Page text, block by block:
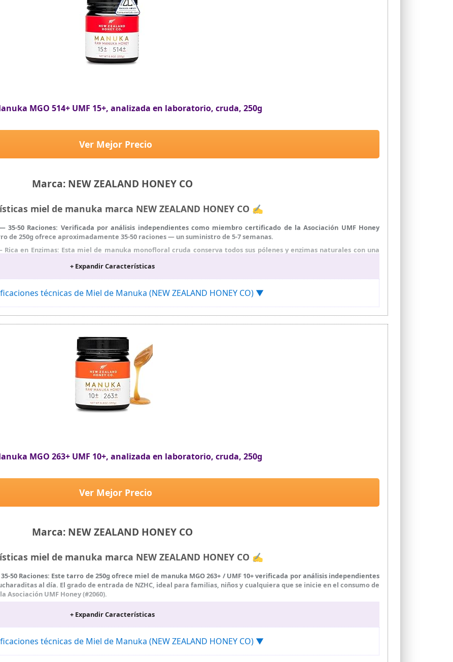
MGO 514+ UMF 15+, analizada en laboratorio, cruda, 250g
Marca: NEW ZEALAND HONEY CO
Ver Mejor Precio
miel de manuka marca NEW ZEALAND HONEY CO ✍
35-50 Raciones: Verificada por análisis independientes como miembro certificado de la Asociación UMF Honey
de 250g ofrece aproximadamente 35-50 raciones — un suministro de 5-7 semanas.
en Enzimas: Esta miel de manuka monofloral cruda conserva todos sus pólenes y enzimas naturales con una
a infusiones matutinas con limón, manzanilla o jengibre, vierte sobre yogur, avena o batidos, o aplícala sobre
10-15 minutos. Especialmente útil en temporada de frío. No apta para bebés menores de 12 meses.
de Adulteración: Recolectada, cosechada, envasada y analizada exclusivamente en Nueva Zelanda, donde la
OGM: Certificados de análisis disponibles a petición. Esta miel es Sin Gluten y Sin OGM. Consulta con tu médico si
o tomando medicamentos.
+ Expandir Características
técnicas de Miel de Manuka (NEW ZEALAND HONEY CO) ▼
MGO 263+ UMF 10+, analizada en laboratorio, cruda, 250g
Marca: NEW ZEALAND HONEY CO
Ver Mejor Precio
miel de manuka marca NEW ZEALAND HONEY CO ✍
50 Raciones: Este tarro de 250g ofrece miel de manuka MGO 263+ / UMF 10+ verificada por análisis independientes
al día. El grado de entrada de NZHC, ideal para familias, niños y cualquiera que se inicie en el consumo de
UMF Honey (#2060).
durante 10-15 minutos. No apta para bebés menores de 12 meses; apta para niños mayores de 12 meses.
la despensa, en el escritorio o en la bolsa del gimnasio — especialmente útil en los meses de invierno. Combina
avena, batidos y jengibre.
de Adulteración: Recolectada, cosechada, envasada y analizada exclusivamente en Nueva Zelanda, donde la
+ Expandir Características
técnicas de Miel de Manuka (NEW ZEALAND HONEY CO) ▼